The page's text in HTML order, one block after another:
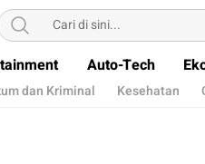
Auto-Tech
dan Kriminal Kesehatan